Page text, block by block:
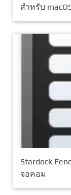
สำหรับ
Stardock
จอคอม